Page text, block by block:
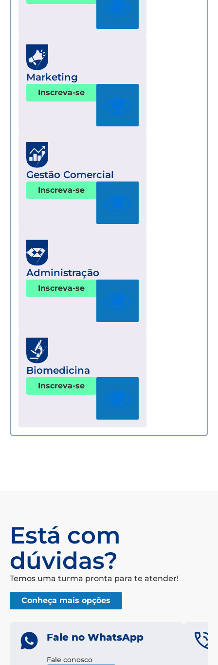
Marketing
Inscreva-se
Gestão Comercial
Inscreva-se
Administração
Inscreva-se
Biomedicina
Inscreva-se
Está com
dúvidas?
Temos uma turma pronta para te atender!
Conheça mais opções
Fale no WhatsApp
Fale conosco